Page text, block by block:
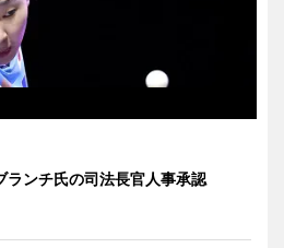
ランチ氏の司法長官人事承認